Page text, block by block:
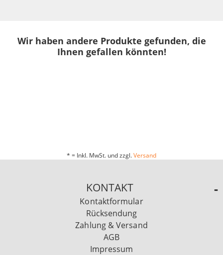
Wir haben andere Produkte gefunden, die
Ihnen gefallen könnten!
* = Inkl. MwSt. und zzgl.Versand
KONTAKT
Kontaktformular
Rücksendung
Zahlung & Versand
AGB
Impressum